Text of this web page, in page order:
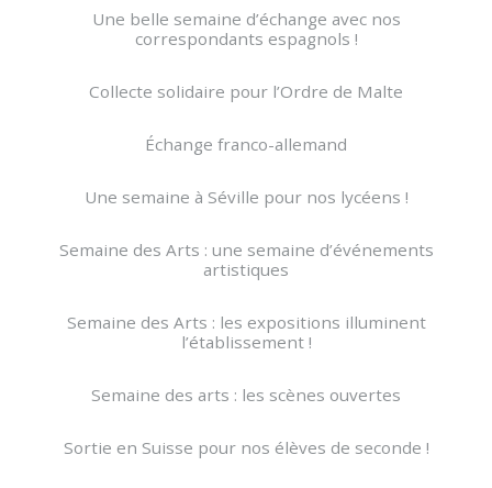
Une belle semaine d’échange avec nos
correspondants espagnols !
Collecte solidaire pour l’Ordre de Malte
Échange franco-allemand
Une semaine à Séville pour nos lycéens !
Semaine des Arts : une semaine d’événements
artistiques
Semaine des Arts : les expositions illuminent
l’établissement !
Semaine des arts : les scènes ouvertes
Sortie en Suisse pour nos élèves de seconde !